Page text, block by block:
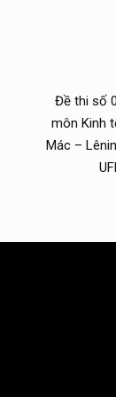
Đề thi số
môn Kinh
Mác –